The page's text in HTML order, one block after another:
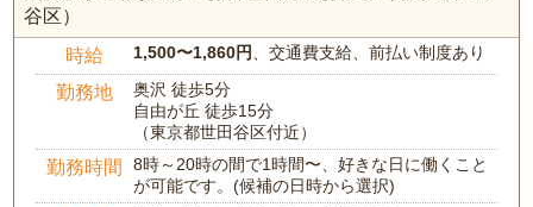
谷区）
時給 1,500〜1,860円 、交通費支給、前払い制度あり
勤務地
奥沢 徒歩5分
自由が丘 徒歩15分
（東京都世田谷区付近）
勤務時間
8時～20時の間で1時間〜、好きな日に働くこと
が可能です。(候補の日時から選択)